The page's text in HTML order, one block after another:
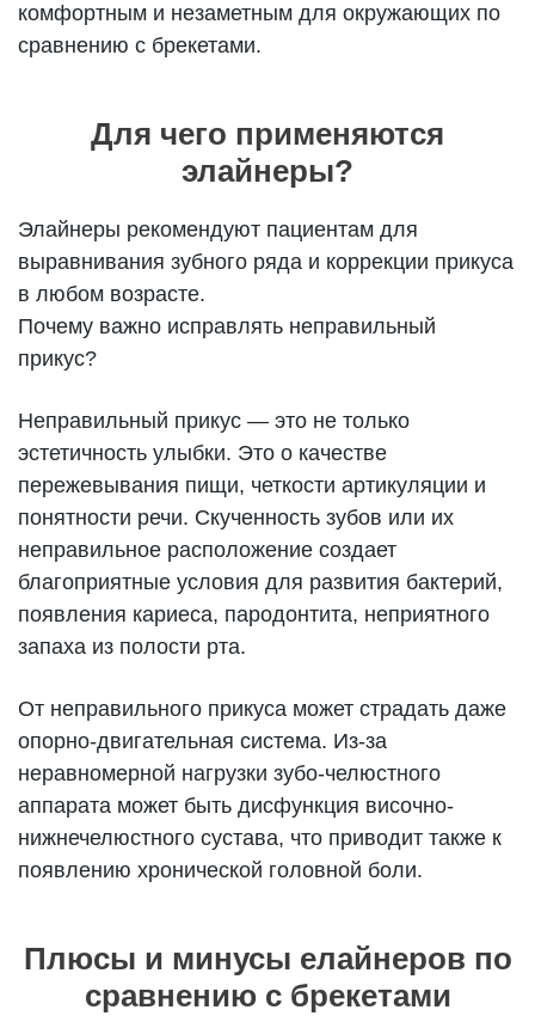
комфортным и незаметным для окружающих по
сравнению с брекетами.
Для чего применяются
элайнеры?
Элайнеры рекомендуют пациентам для
выравнивания зубного ряда и коррекции прикуса
в любом возрасте.
Почему важно исправлять неправильный
прикус?
Неправильный прикус — это не только
эстетичность улыбки. Это о качестве
пережевывания пищи, четкости артикуляции и
понятности речи. Скученность зубов или их
неправильное расположение создает
благоприятные условия для развития бактерий,
появления кариеса, пародонтита, неприятного
запаха из полости рта.
От неправильного прикуса может страдать даже
опорно-двигательная система. Из-за
неравномерной нагрузки зубо-челюстного
аппарата может быть дисфункция височно-
нижнечелюстного сустава, что приводит также к
появлению хронической головной боли.
Плюсы и минусы елайнеров по
сравнению с брекетами